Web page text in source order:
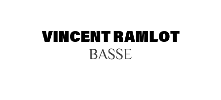
VINCENT RAMLOT
BASSE